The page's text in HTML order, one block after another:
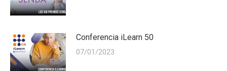
Conferencia iLearn 50
07/01/2023